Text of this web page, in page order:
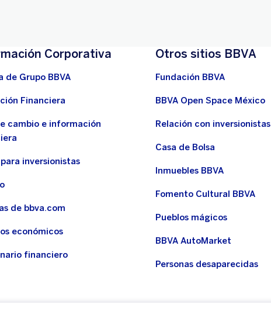
Corporativa
de Grupo BBVA
Financiera
cambio e información
inversionistas
de bbva.com
económicos
financiero
Otros sitios BBVA
Fundación BBVA
BBVA Open Space México
Relación con inversionistas
Casa de Bolsa
Inmuebles BBVA
Fomento Cultural BBVA
Pueblos mágicos
BBVA AutoMarket
Personas desaparecidas